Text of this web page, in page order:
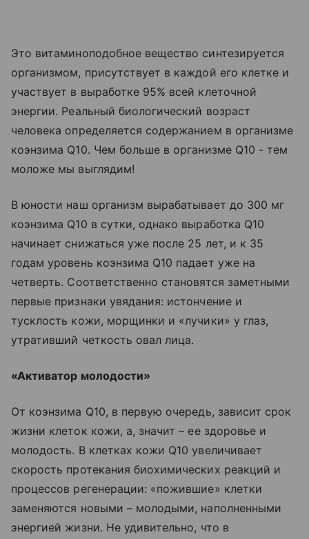
Это витаминоподобное вещество синтезируется
организмом, присутствует в каждой его клетке и
участвует в выработке 95% всей клеточной
энергии. Реальный биологический возраст
человека определяется содержанием в организме
коэнзима Q10. Чем больше в организме Q10 - тем
моложе мы выглядим!
В юности наш организм вырабатывает до 300 мг
коэнзима Q10 в сутки, однако выработка Q10
начинает снижаться уже после 25 лет, и к 35
годам уровень коэнзима Q10 падает уже на
четверть. Соответственно становятся заметными
первые признаки увядания: истончение и
тусклость кожи, морщинки и «лучики» у глаз,
утративший четкость овал лица.
«Активатор молодости»
От коэнзима Q10, в первую очередь, зависит срок
жизни клеток кожи, а, значит – ее здоровье и
молодость. В клетках кожи Q10 увеличивает
скорость протекания биохимических реакций и
процессов регенерации: «пожившие» клетки
заменяются новыми – молодыми, наполненными
энергией жизни. Не удивительно, что в